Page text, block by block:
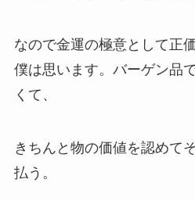
なので金運の極意として正
僕は思います。バーゲン品
くて、
きちんと物の価値を認めて
払う。